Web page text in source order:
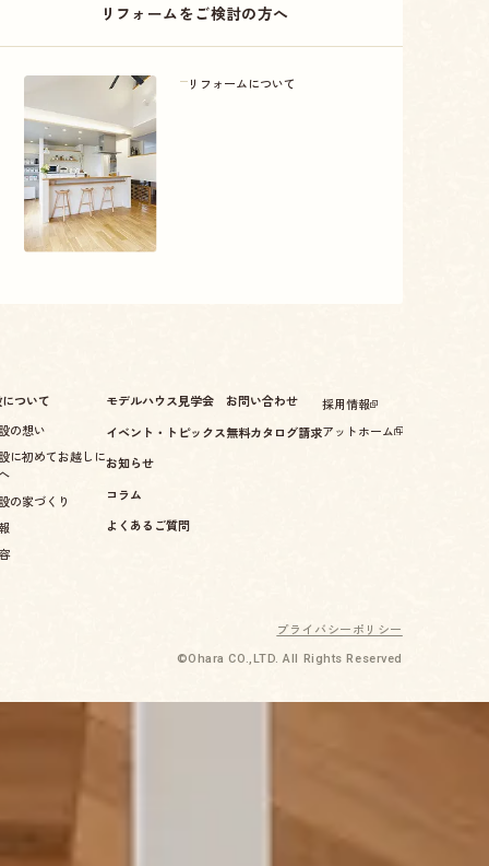
リフォームをご検討の方へ
リフォームについて
ついて
の想い
に初めてお越しに
の家づくり
モデルハウス見学会
イベント・トピックス
お知らせ
コラム
よくあるご質問
お問い合わせ
無料カタログ請求
採用情報
アットホーム
プライバシーポリシー
©Ohara CO.,LTD. All Rights Reserved